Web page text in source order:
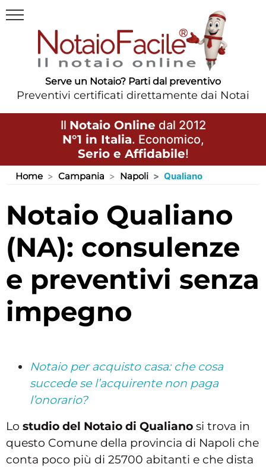
Serve un Notaio? Parti dal preventivo
Preventivi certificati direttamente dai Notai
Il Notaio Online dal 2012
N°1 in Italia. Economico,
Serio e Affidabile!
Home Campania Napoli Qualiano
Notaio Qualiano
(NA): consulenze
e preventivi senza
impegno
Notaio per acquisto casa: che cosa
succede se l’acquirente non paga
l’onorario?
Lo studio del Notaio di Qualiano si trova in
questo Comune della provincia di Napoli che
conta poco più di 25700 abitanti e che dista